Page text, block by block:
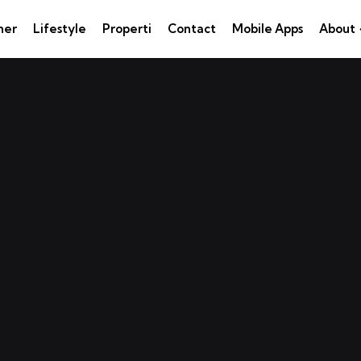
Lifestyle Properti Contact Mobile Apps About